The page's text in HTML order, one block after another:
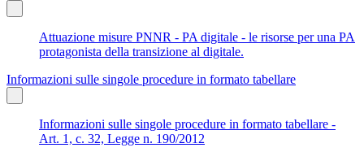
Attuazione misure PNNR - PA digitale - le risorse per una PA
protagonista della transizione al digitale.
Informazioni sulle singole procedure in formato tabellare
Informazioni sulle singole procedure in formato tabellare -
Art. 1, c. 32, Legge n. 190/2012